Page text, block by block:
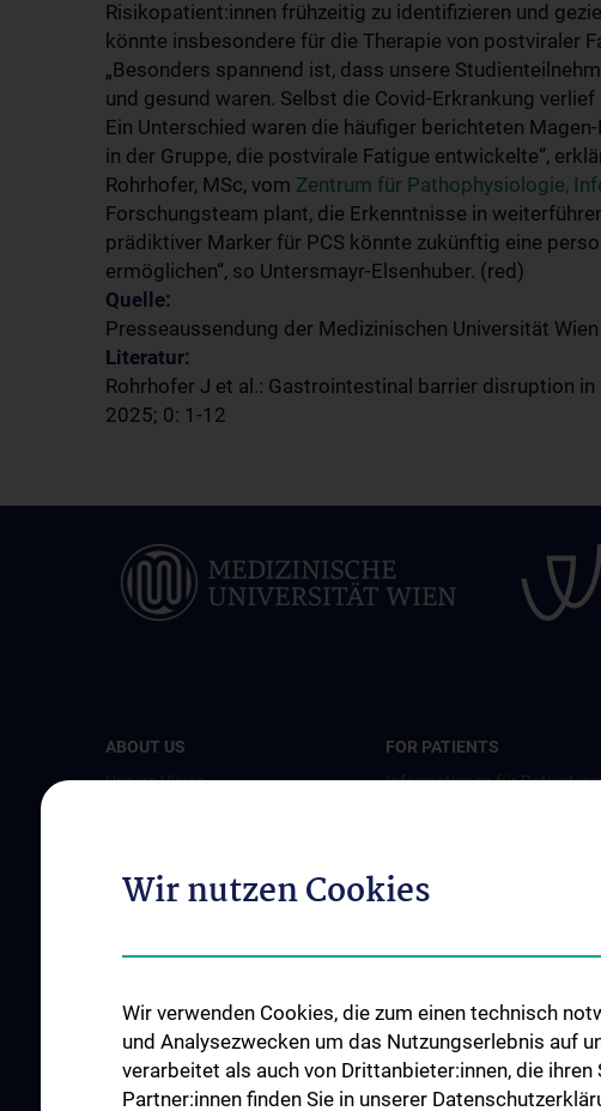
Risikopatient:innen frühzeitig zu identifizieren und
könnte insbesondere für die Therapie von postviraler
„Besonders spannend ist, dass unsere
und gesund waren. Selbst die Covid-Erkrankung
Ein Unterschied waren die häufiger berichteten
in der Gruppe, die postvirale Fatigue entwickelte“,
Rohrhofer, MSc, vom Zentrum für Pathophysiologie,
Forschungsteam plant, die Erkenntnisse in
prädiktiver Marker für PCS könnte zukünftig eine
ermöglichen“, so Untersmayr-Elsenhuber. (red)
Quelle:
Presseaussendung der Medizinischen Universität
Literatur:
Rohrhofer J et al.: Gastrointestinal barrier disruption
2025; 0: 1-12
ABOUT US
Unsere Vision
Leitungsgremium
Unsere Partnerinstitutionen
CCII-Jahresberichte
News
FOR PATIENTS
Informationen für
Impfen
Wir nutzen Cookies
Wir verwenden Cookies, die zum einen technisch
und Analysezwecken um das Nutzungserlebnis auf
verarbeitet als auch von Drittanbieter:innen, die
Partner:innen finden Sie in unserer